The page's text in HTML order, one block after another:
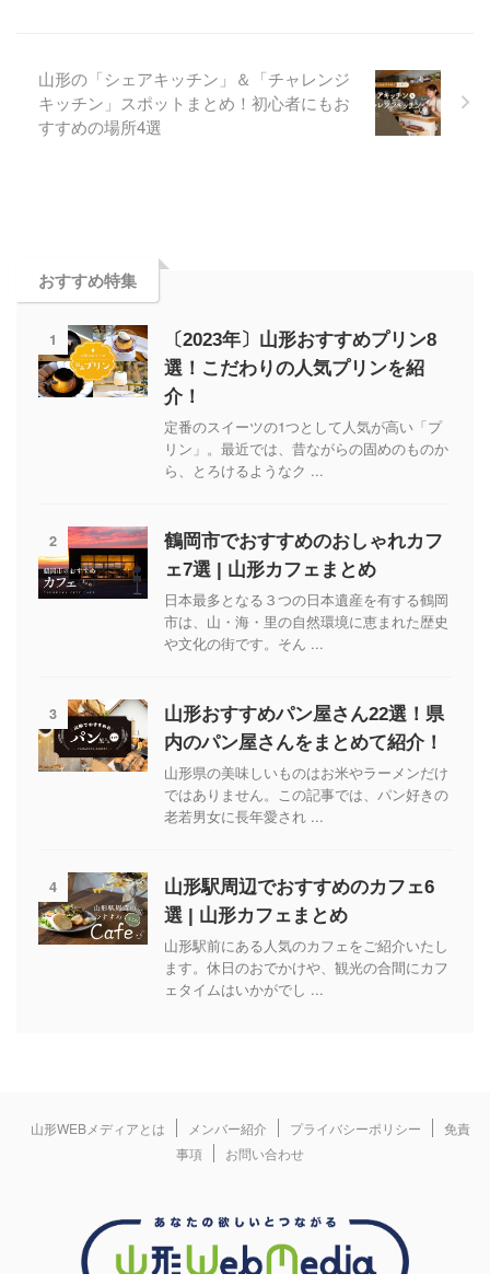
山形の「シェアキッチン」＆「チャレンジ
キッチン」スポットまとめ！初心者にもお
すすめの場所4選
おすすめ特集
1
〔2023年〕山形おすすめプリン8
選！こだわりの人気プリンを紹
介！
定番のスイーツの1つとして人気が高い「プ
リン」。最近では、昔ながらの固めのものか
ら、とろけるようなク ...
2
鶴岡市でおすすめのおしゃれカフ
ェ7選 | 山形カフェまとめ
日本最多となる３つの日本遺産を有する鶴岡
市は、山・海・里の自然環境に恵まれた歴史
や文化の街です。そん ...
3
山形おすすめパン屋さん22選！県
内のパン屋さんをまとめて紹介！
山形県の美味しいものはお米やラーメンだけ
ではありません。この記事では、パン好きの
老若男女に長年愛され ...
4
山形駅周辺でおすすめのカフェ6
選 | 山形カフェまとめ
山形駅前にある人気のカフェをご紹介いたし
ます。休日のおでかけや、観光の合間にカフ
ェタイムはいかがでし ...
山形WEBメディアとは メンバー紹介 プライバシーポリシー
免責
事項
お問い合わせ